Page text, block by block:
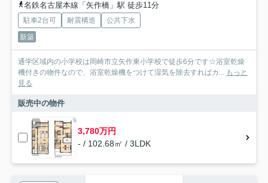
名鉄名古屋本線「矢作橋」駅 徒歩11分
駐車2台可 耐震構造
公共下水
新築
通学区域内の小学校は岡崎市立矢作東小学校で徒歩6分です☆浴室乾燥
機付きの物件なので、浴室乾燥機をつけて湿気を除去すればカ... もっと
見る
販売中の物件
3,780万円
- / 102.68㎡ / 3LDK